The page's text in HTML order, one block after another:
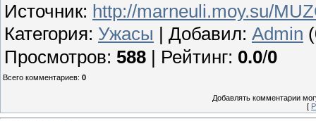
Источник: http://marneuli.moy.su/
Категория: Ужасы Добавил: Admin
Просмотров: 588 Рейтинг: 0.0/0
Всего комментариев: 0
Добавлять комментарии
[